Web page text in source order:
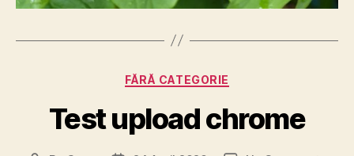
Categories
FĂRĂ CATEGORIE
Test upload chrome